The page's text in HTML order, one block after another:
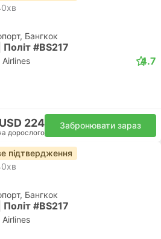
Бангкок
#BS217
Airlines 4.7
USD 224
дорослого
Забронювати зараз
підтвердження
Бангкок
#BS217
Airlines